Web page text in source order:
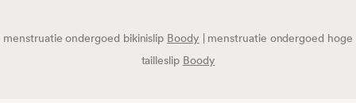
menstruatie ondergoed bikinislip Boody | menstruatie ondergoed hoge
tailleslip Boody